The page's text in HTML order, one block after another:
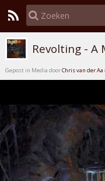
Revolting - A
Gepost in Media doorChris van der Aa